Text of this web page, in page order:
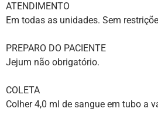
ATENDIMENTO
Em todas as unidades. Sem
PREPARO DO PACIENTE
Jejum não obrigatório.
COLETA
Colher 4,0 ml de sangue em tubo a